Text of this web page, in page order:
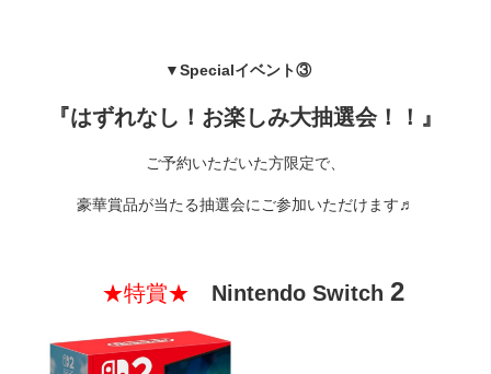
▼Specialイベント③
『はずれなし！お楽しみ大抽選会！！』
ご予約いただいた方限定で、
豪華賞品が当たる抽選会にご参加いただけます♬
★特賞★ Nintendo Switch 2